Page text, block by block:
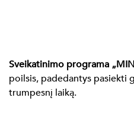
Sveikatinimo programa
poilsis, padedantys pasiekti
trumpesnį laiką.